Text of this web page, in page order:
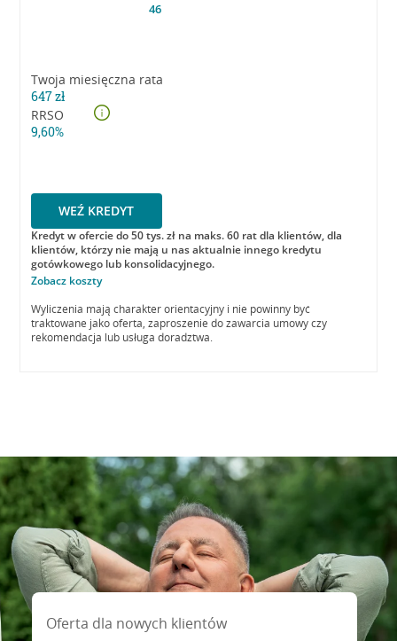
46
Twoja miesięczna rata
647zł
RRSO
9,60%
WEŹ KREDYT
Kredyt w ofercie do 50 tys. zł na maks. 60 rat dla klientów, dla
klientów, którzy nie mają u nas aktualnie innego kredytu
gotówkowego lub konsolidacyjnego.
Zobacz koszty
Wyliczenia mają charakter orientacyjny i nie powinny być
traktowane jako oferta, zaproszenie do zawarcia umowy czy
rekomendacja lub usługa doradztwa.
Oferta dla nowych klientów